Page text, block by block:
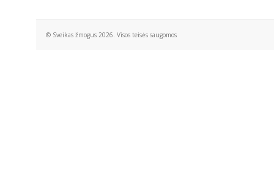
© Sveikas žmogus 2026. Visos teisės saugomos